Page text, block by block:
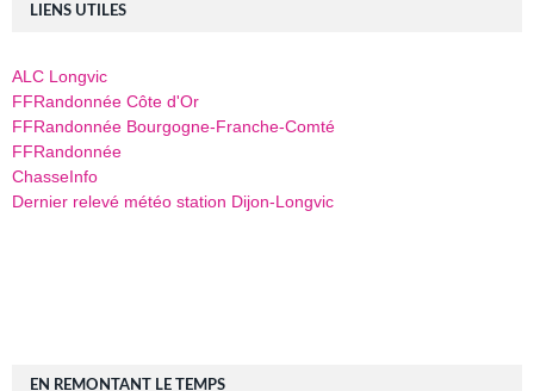
LIENS UTILES
ALC Longvic
FFRandonnée Côte d'Or
FFRandonnée Bourgogne-Franche-Comté
FFRandonnée
ChasseInfo
Dernier relevé météo station Dijon-Longvic
EN REMONTANT LE TEMPS